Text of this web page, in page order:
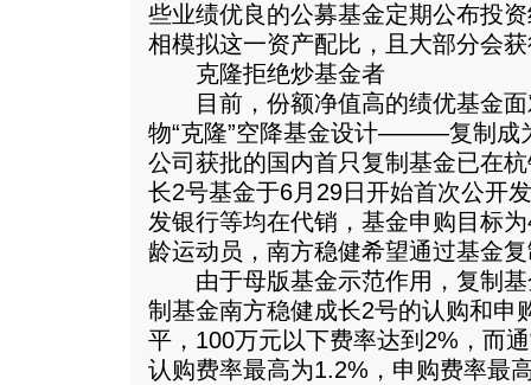
些业绩优良的公募基金定期公布投
相模拟这一资产配比，且大部分会
克隆拒绝炒基金者
目前，份额净值高的绩优基金面
物“克隆”空降基金设计———复制成
公司获批的国内首只复制基金已在
长2号基金于6月29日开始首次公开
发银行等均在代销，基金申购目标
龄运动员，南方稳健希望通过基金
由于母版基金示范作用，复制基
制基金南方稳健成长2号的认购和申
平，100万元以下费率达到2%，而
认购费率最高为1.2%，申购费率最